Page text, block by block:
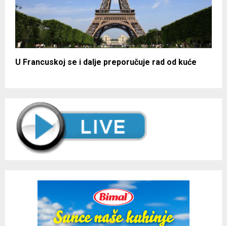
U Francuskoj se i dalje preporučuje rad od kuće